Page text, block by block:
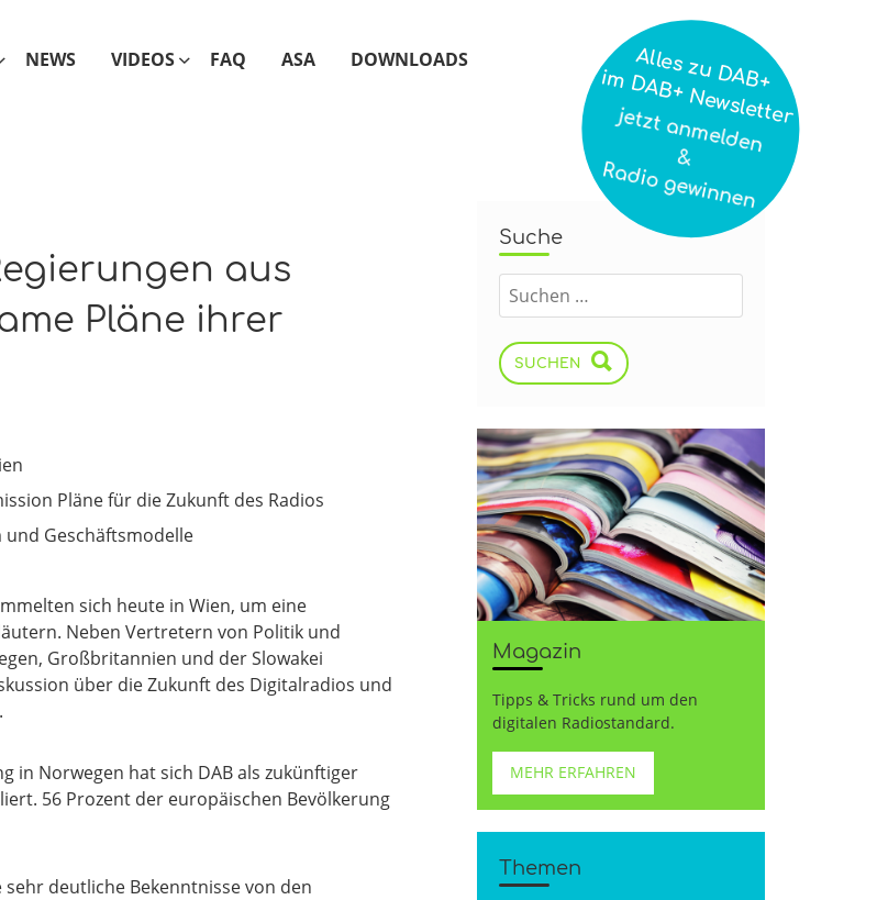
NEWS VIDEOS FAQ ASA DOWNLOADS
aus
Pläne ihrer
Pläne für die Zukunft des Radios
Geschäftsmodelle
sich heute in Wien, um eine
Neben Vertretern von Politik und
Großbritannien und der Slowakei
über die Zukunft des Digitalradios und
in Norwegen hat sich DAB als zukünftiger
56 Prozent der europäischen Bevölkerung
deutliche Bekenntnisse von den
Suche
SUCHEN
Magazin
Tipps & Tricks rund um den
digitalen Radiostandard.
MEHR ERFAHREN
Themen
Alles zu DAB+
im DAB+ Newsletter
jetzt anmelden
&
Radio gewinnen